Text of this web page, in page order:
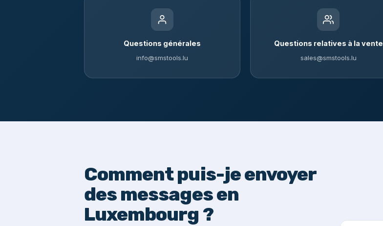
Questions générales
info@smstools.lu
Questions relatives à la vente
sales@smstools.lu
Comment puis-je envoyer
des messages en
Luxembourg ?